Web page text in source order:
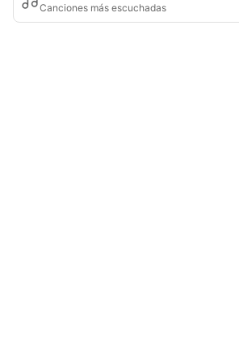
Canciones más escuchadas